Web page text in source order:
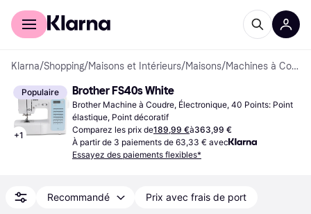
Acheter avec Klarna
Klarna/Shopping/Maisons et Intérieurs/Maisons/ Machines à Coudre
Populaire
+1
Brother FS40s White
Brother Machine à Coudre, Électronique, 40 Points: Point
élastique, Point décoratif
Comparez les prix de189,99 €à363,99 €
À partir de 3 paiements de 63,33 € avec
Essayez des paiements flexibles*
Recommandé Prix avec frais de port